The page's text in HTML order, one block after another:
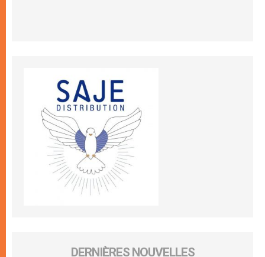
DERNIÈRES NOUVELLES